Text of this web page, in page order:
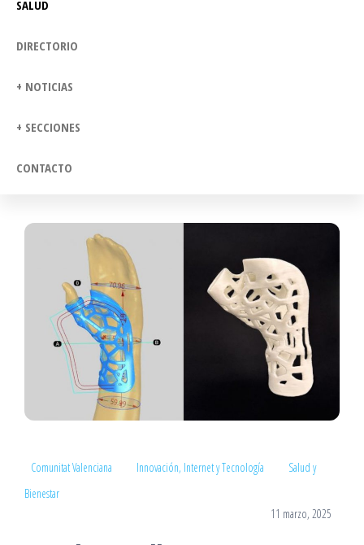
SALUD
DIRECTORIO
+ NOTICIAS
+ SECCIONES
CONTACTO
Comunitat Valenciana Innovación, Internet y Tecnología
Salud y
Bienestar
11 marzo, 2025